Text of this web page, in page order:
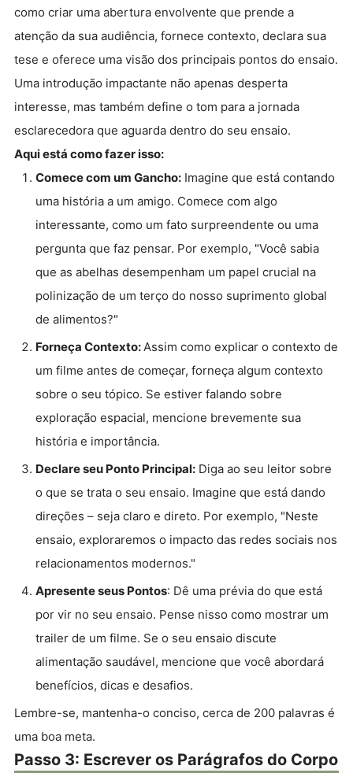
como criar uma abertura envolvente que prende a
atenção da sua audiência, fornece contexto, declara sua
tese e oferece uma visão dos principais pontos do ensaio.
Uma introdução impactante não apenas desperta
interesse, mas também define o tom para a jornada
esclarecedora que aguarda dentro do seu ensaio.
Aqui está como fazer isso:
Comece com um Gancho: Imagine que está contando
uma história a um amigo. Comece com algo
interessante, como um fato surpreendente ou uma
pergunta que faz pensar. Por exemplo, "Você sabia
que as abelhas desempenham um papel crucial na
polinização de um terço do nosso suprimento global
de alimentos?"
Forneça Contexto: Assim como explicar o contexto de
um filme antes de começar, forneça algum contexto
sobre o seu tópico. Se estiver falando sobre
exploração espacial, mencione brevemente sua
história e importância.
Declare seu Ponto Principal: Diga ao seu leitor sobre
o que se trata o seu ensaio. Imagine que está dando
direções – seja claro e direto. Por exemplo, "Neste
ensaio, exploraremos o impacto das redes sociais nos
relacionamentos modernos."
Apresente seus Pontos: Dê uma prévia do que está
por vir no seu ensaio. Pense nisso como mostrar um
trailer de um filme. Se o seu ensaio discute
alimentação saudável, mencione que você abordará
benefícios, dicas e desafios.
Lembre-se, mantenha-o conciso, cerca de 200 palavras é
uma boa meta.
Passo 3: Escrever os Parágrafos do Corpo